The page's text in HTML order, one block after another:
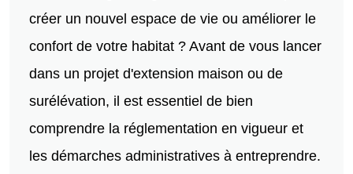
créer un nouvel espace de vie ou améliorer le
confort de votre habitat ? Avant de vous lancer
dans un projet d'extension maison ou de
surélévation, il est essentiel de bien
comprendre la réglementation en vigueur et
les démarches administratives à entreprendre.